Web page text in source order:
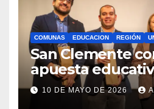
COMUNAS EDUCACION REGIÓN
San Clemente
apuesta
lanzamiento del
Preuniversitario
10 DE MAYO DE 2026